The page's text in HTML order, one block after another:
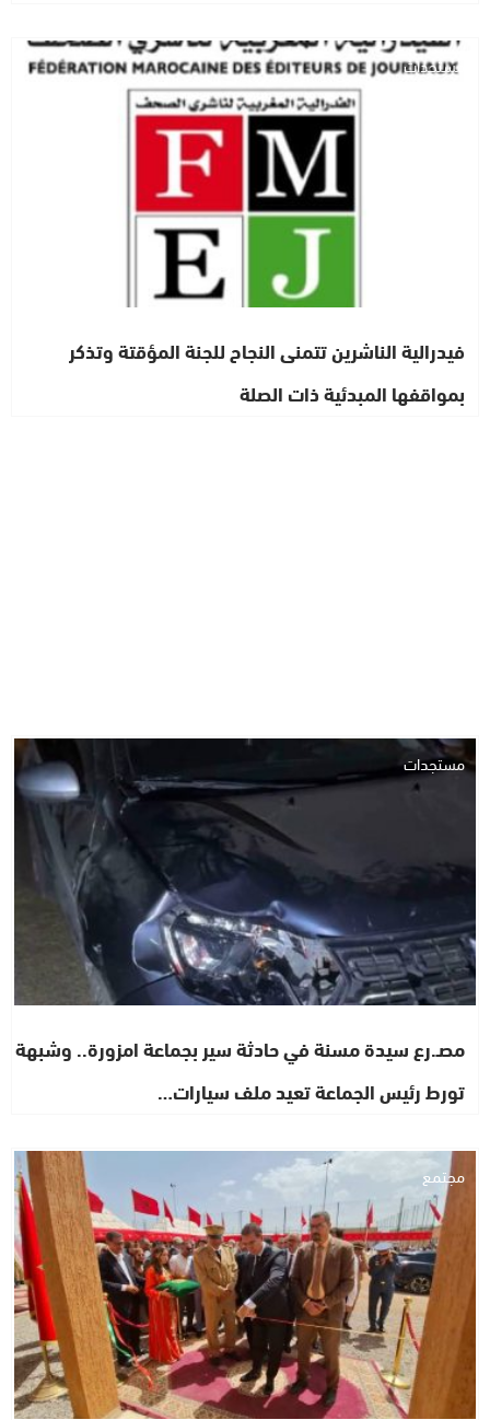
مستجدات
فيدرالية الناشرين تتمنى النجاح للجنة المؤقتة وتذكر
بمواقفها المبدئية ذات الصلة
مستجدات
مصـ.رع سيدة مسنة في حادثة سير بجماعة امزورة.. وشبهة
تورط رئيس الجماعة تعيد ملف سيارات…
مجتمع